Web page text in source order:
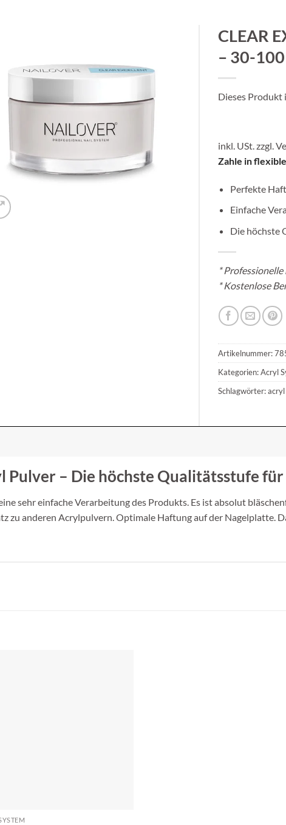
CLEAR
– 30-100
Dieses Produkt
inkl. USt. zzgl.
Zahle in
Perfekte
Einfache
Die höchste
*
* Kostenlose
Artikelnummer:
Kategorien:Acryl
Schlagwörter:acryl
Pulver – Die höchste Qualitätsstufe
sehr einfache Verarbeitung des Produkts. Es ist absolut
zu anderen Acrylpulvern. Optimale Haftung auf der Nagelplatte.